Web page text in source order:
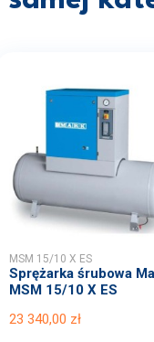
MSM 15/10 X ES
Sprężarka śrubowa
MSM 15/10 X ES
23 340,00 zł